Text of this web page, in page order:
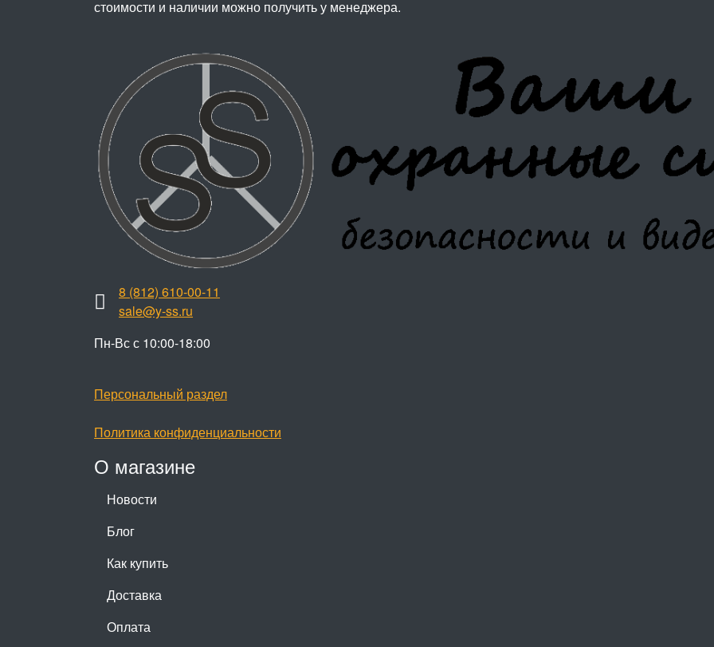
О магазине
Новости
Блог
Как купить
Доставка
Оплата
8 (812) 610-00-11
sale@y-ss.ru
Пн-Вс с 10:00-18:00
Персональный раздел
Политика конфиденциальности
стоимости и наличии можно получить у менеджера.